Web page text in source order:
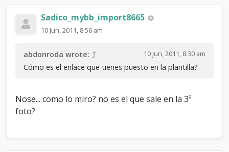
Sadico_mybb_import8665
10 Jun, 2011, 8:56 am
10 Jun, 2011, 8:30 am
abdonroda wrote:
Cómo es el enlace que tienes puesto en la plantilla?
Nose... como lo miro? no es el que sale en la 3ª
foto?